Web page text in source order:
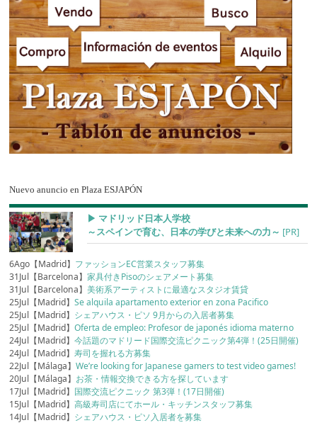
Nuevo anuncio en Plaza ESJAPÓN
▶︎ マドリッド日本人学校
～スペインで育む、日本の学びと未来への力～ [PR]
6Ago【Madrid】 ファッションEC営業スタッフ募集
31Jul【Barcelona】家具付きPisoのシェアメート募集
31Jul【Barcelona】美術系アーティストに最適なスタジオ賃貸
25Jul【Madrid】Se alquila apartamento exterior en zona Pacifico
25Jul【Madrid】 シェアハウス・ピソ 9月からの入居者募集
25Jul【Madrid】Oferta de empleo: Profesor de japonés idioma materno
24Jul【Madrid】今話題のマドリード国際交流ピクニック第4弾！(25日開催)
24Jul【Madrid】寿司を握れる方募集
22Jul【Málaga】We’re looking for Japanese gamers to test video games!
20Jul【Málaga】 お茶・情報交換できる方を探しています
17Jul【Madrid】 国際交流ピクニック 第3弾！(17日開催)
15Jul【Madrid】高級寿司店にてホール・キッチンスタッフ募集
14Jul【Madrid】 シェアハウス・ピソ入居者を募集